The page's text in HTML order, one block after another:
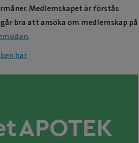
Medlemskapet är förstås
bra att ansöka om medlemskap på
.
här